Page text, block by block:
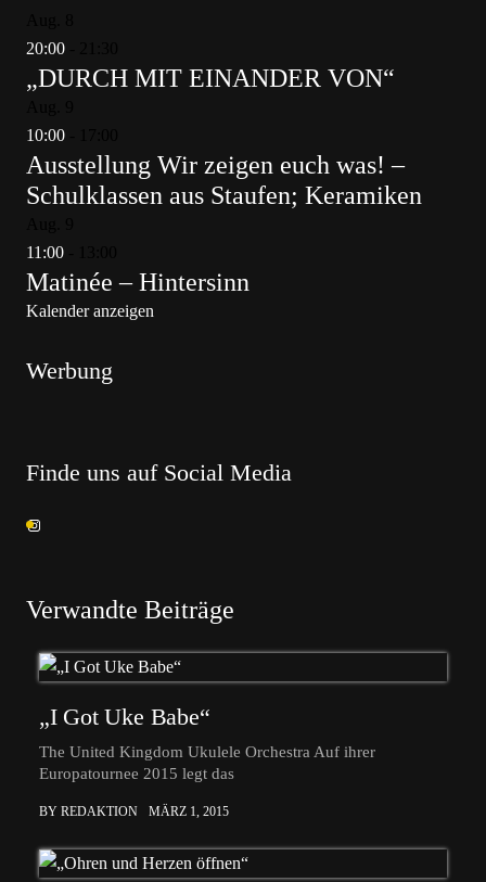
20:00
„DURCH MIT EINANDER VON“
10:00
Ausstellung Wir zeigen euch was! –
Schulklassen aus Staufen; Keramiken
11:00
Matinée – Hintersinn
Kalender anzeigen
Werbung
Finde uns auf Social Media
Verwandte Beiträge
„I Got Uke Babe“
The United Kingdom Ukulele Orchestra Auf ihrer
Europatournee 2015 legt das
BY REDAKTION MÄRZ 1, 2015